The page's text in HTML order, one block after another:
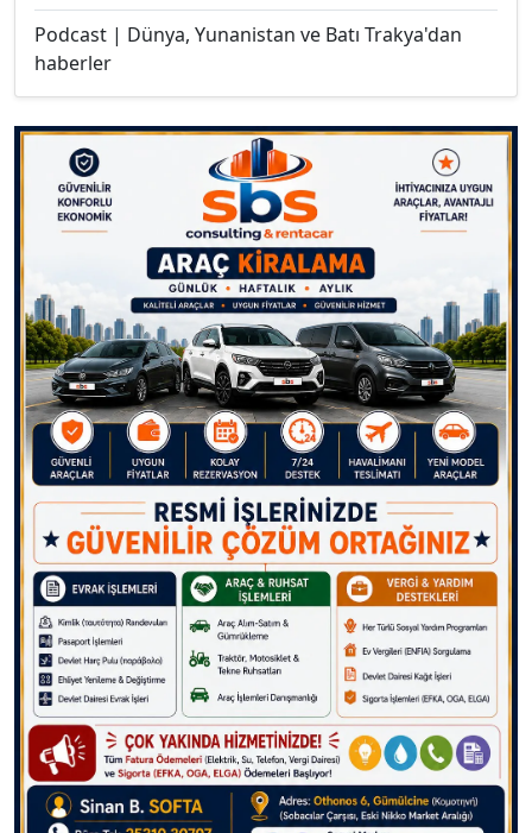
Podcast | Dünya, Yunanistan ve Batı Trakya'dan
haberler